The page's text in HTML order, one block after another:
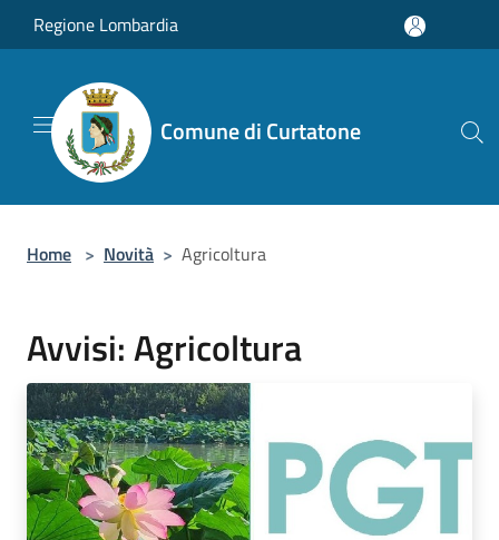
Salta al contenuto principale
Regione Lombardia
Comune di Curtatone
Home > Novità > Agricoltura
Avvisi: Agricoltura